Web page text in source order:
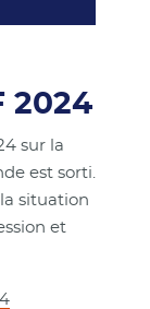
2024
sur la
est sorti.
situation
et